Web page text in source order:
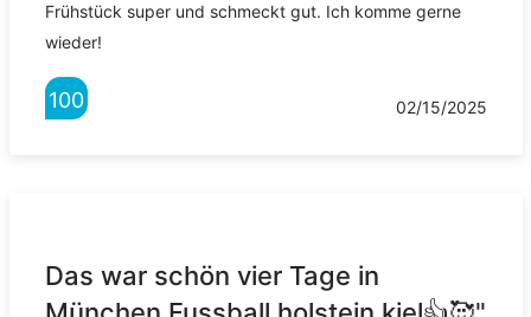
Frühstück super und schmeckt gut. Ich komme gerne
wieder!
100 02/15/2025
Das war schön vier Tage in